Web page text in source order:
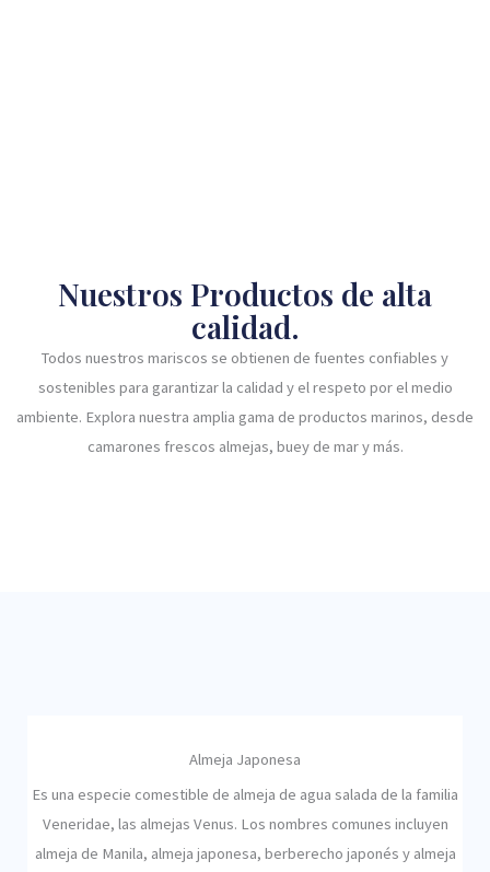
Nuestros Productos de alta
calidad.
Todos nuestros mariscos se obtienen de fuentes confiables y
sostenibles para garantizar la calidad y el respeto por el medio
ambiente. Explora nuestra amplia gama de productos marinos, desde
camarones frescos almejas, buey de mar y más.
Almeja Japonesa
Es una especie comestible de almeja de agua salada de la familia
Veneridae, las almejas Venus. Los nombres comunes incluyen
almeja de Manila, almeja japonesa, berberecho japonés y almeja